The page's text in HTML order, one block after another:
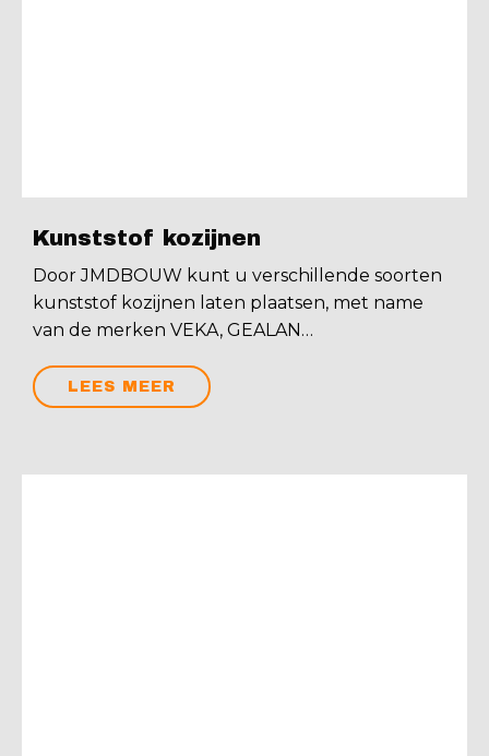
Kunststof kozijnen
Door JMDBOUW kunt u verschillende soorten
kunststof kozijnen laten plaatsen, met name
van de merken VEKA, GEALAN…
LEES MEER